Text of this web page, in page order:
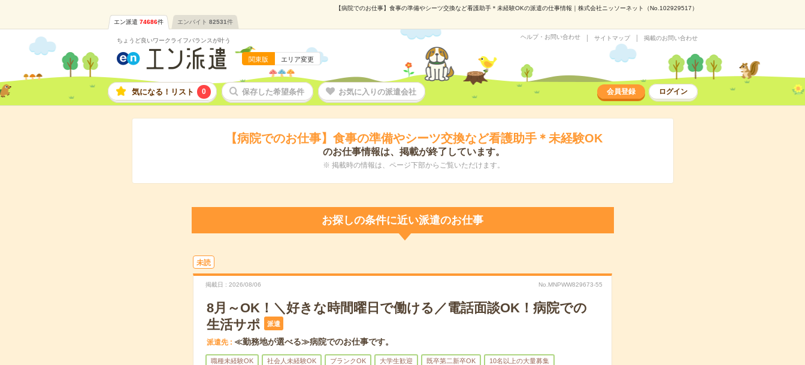
【病院でのお仕事】食事の準備やシーツ交換など看護助手＊未経験OKの派遣の仕事情報｜株式会社ニッソーネット（No.102929517）
エン派遣 74686件 エンバイト 82531件
ちょうど良いワークライフバランスが叶う
関東版 エリア変更
ヘルプ・お問い合わせ サイトマップ 掲載のお問い合わせ
気になる！リスト 0 保存した希望条件 お気に入りの派遣会社 会員登録 ログイン
【病院でのお仕事】食事の準備やシーツ交換など看護助手＊未経験OK
のお仕事情報は、掲載が終了しています。
※ 掲載時の情報は、ページ下部からご覧いただけます。
お探しの条件に近い派遣のお仕事
未読
掲載日 2026/08/06 No.MNPWW829673-55
8月～OK！＼好きな時間曜日で働ける／電話面談OK！病院での
生活サポ
派遣
派遣先 ≪勤務地が選べる≫病院でのお仕事です。
職種未経験OK 社会人未経験OK ブランクOK 大学生歓迎 既卒第二新卒OK 10名以上の大量募集